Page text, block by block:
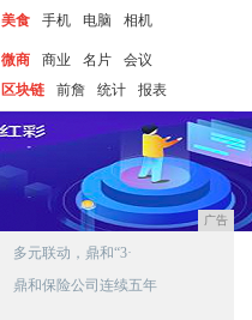
美食
手机 电脑 相机
微商 商业 名片
会议
区块链
前詹 统计 报表
广告
多元联动，鼎和“3·
鼎和保险公司连续五年